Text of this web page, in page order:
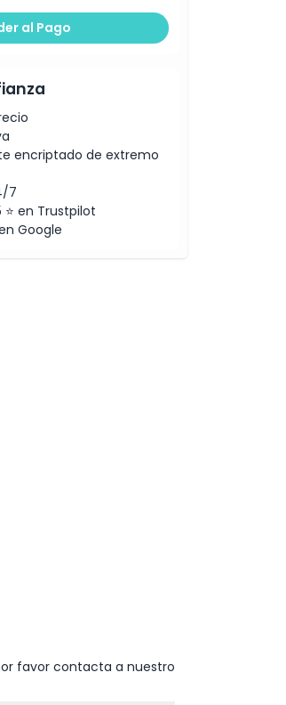
al Pago
encriptado de extremo
7
en Trustpilot
Google
favor contacta a nuestro